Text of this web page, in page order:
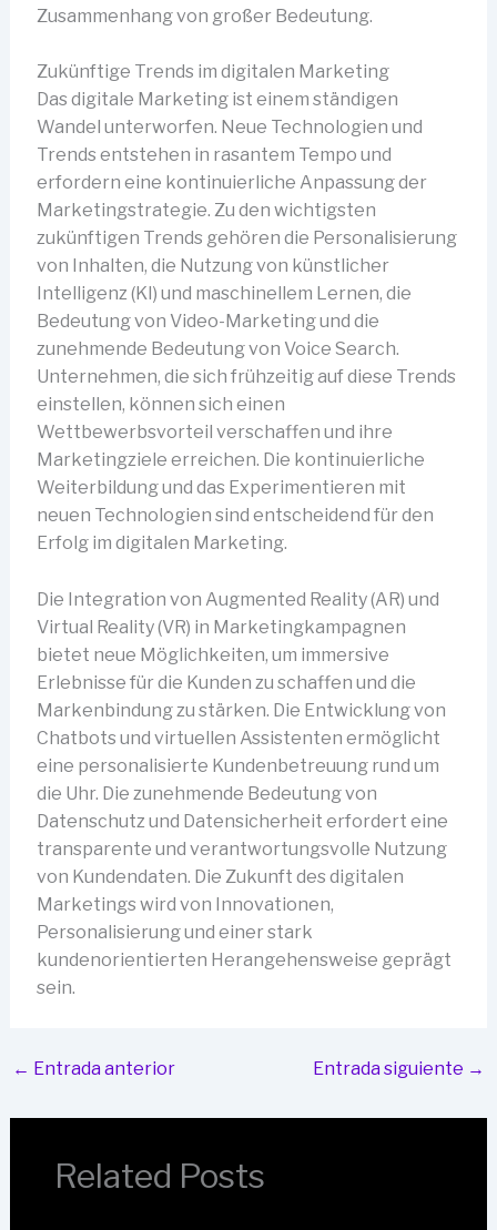
Zusammenhang von großer Bedeutung.
Zukünftige Trends im digitalen Marketing
Das digitale Marketing ist einem ständigen
Wandel unterworfen. Neue Technologien und
Trends entstehen in rasantem Tempo und
erfordern eine kontinuierliche Anpassung der
Marketingstrategie. Zu den wichtigsten
zukünftigen Trends gehören die Personalisierung
von Inhalten, die Nutzung von künstlicher
Intelligenz (KI) und maschinellem Lernen, die
Bedeutung von Video-Marketing und die
zunehmende Bedeutung von Voice Search.
Unternehmen, die sich frühzeitig auf diese Trends
einstellen, können sich einen
Wettbewerbsvorteil verschaffen und ihre
Marketingziele erreichen. Die kontinuierliche
Weiterbildung und das Experimentieren mit
neuen Technologien sind entscheidend für den
Erfolg im digitalen Marketing.
Die Integration von Augmented Reality (AR) und
Virtual Reality (VR) in Marketingkampagnen
bietet neue Möglichkeiten, um immersive
Erlebnisse für die Kunden zu schaffen und die
Markenbindung zu stärken. Die Entwicklung von
Chatbots und virtuellen Assistenten ermöglicht
eine personalisierte Kundenbetreuung rund um
die Uhr. Die zunehmende Bedeutung von
Datenschutz und Datensicherheit erfordert eine
transparente und verantwortungsvolle Nutzung
von Kundendaten. Die Zukunft des digitalen
Marketings wird von Innovationen,
Personalisierung und einer stark
kundenorientierten Herangehensweise geprägt
sein.
← Entrada anterior Entrada siguiente →
Related Posts